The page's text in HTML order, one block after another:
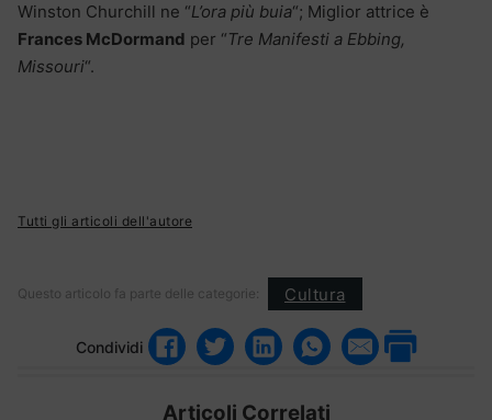
Winston Churchill ne “L’ora più buia“; Miglior attrice è
Frances McDormand per “Tre Manifesti a Ebbing,
Missouri“.
Tutti gli articoli dell'autore
Questo articolo fa parte delle categorie: Cultura
Condividi
Articoli Correlati